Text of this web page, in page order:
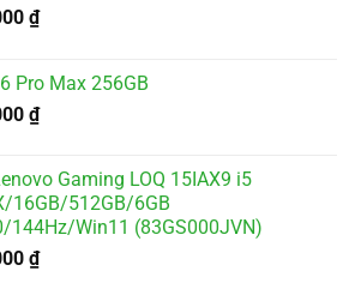
₫
Pro Max 256GB
₫
Gaming LOQ 15IAX9 i5
16GB/512GB/6GB
144Hz/Win11 (83GS000JVN)
₫